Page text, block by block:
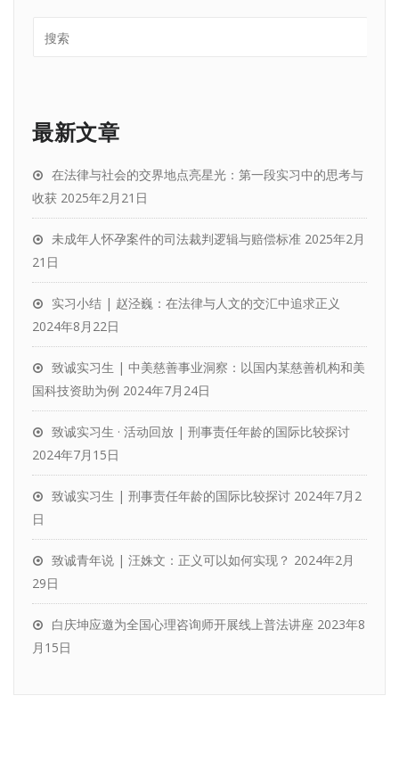
最新文章
在法律与社会的交界地点亮星光：第一段实习中的思考与
收获 2025年2月21日
未成年人怀孕案件的司法裁判逻辑与赔偿标准 2025年2月
21日
实习小结 | 赵泾巍：在法律与人文的交汇中追求正义
2024年8月22日
致诚实习生 | 中美慈善事业洞察：以国内某慈善机构和美
国科技资助为例 2024年7月24日
致诚实习生 · 活动回放 | 刑事责任年龄的国际比较探讨
2024年7月15日
致诚实习生 | 刑事责任年龄的国际比较探讨 2024年7月2
日
致诚青年说 | 汪姝文：正义可以如何实现？ 2024年2月
29日
白庆坤应邀为全国心理咨询师开展线上普法讲座 2023年8
月15日